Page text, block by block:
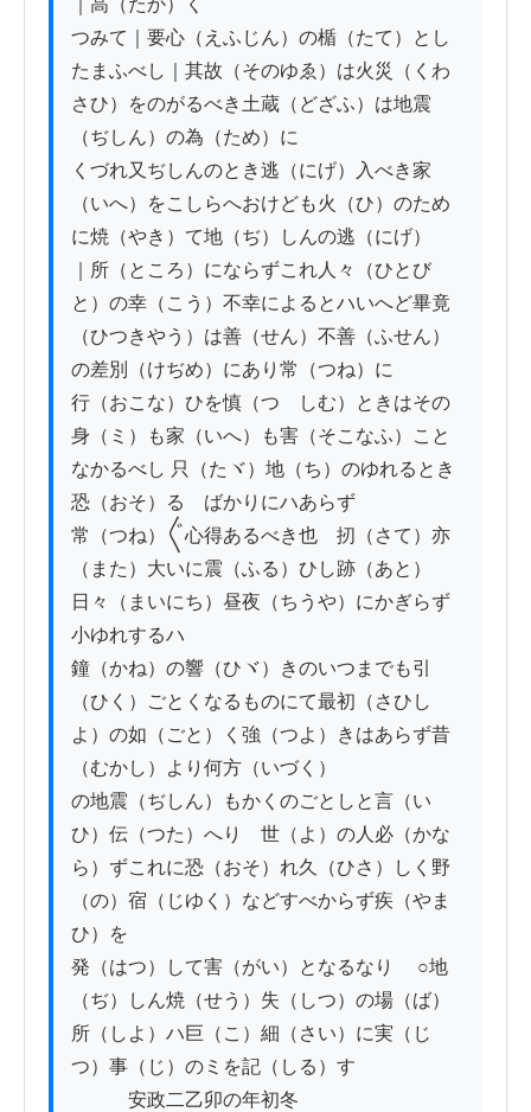
｜高（たか）く
つみて｜要心（えふじん）の楯（たて）とし
たまふべし｜其故（そのゆゑ）は火災（くわ
さひ）をのがるべき土蔵（どざふ）は地震
（ぢしん）の為（ため）に
くづれ又ぢしんのとき逃（にげ）入べき家
（いへ）をこしらへおけども火（ひ）のため
に焼（やき）て地（ぢ）しんの逃（にげ）
｜所（ところ）にならずこれ人々（ひとび
と）の幸（こう）不幸によるとハいへど畢竟
（ひつきやう）は善（せん）不善（ふせん）
の差別（けぢめ）にあり常（つね）に
行（おこな）ひを慎（つゝしむ）ときはその
身（ミ）も家（いへ）も害（そこなふ）こと
なかるべし 只（たヾ）地（ち）のゆれるとき
恐（おそ）るゝばかりにハあらず
常（つね）〲心得あるべき也　扨（さて）亦
（また）大いに震（ふる）ひし跡（あと）
日々（まいにち）昼夜（ちうや）にかぎらず
小ゆれするハ
鐘（かね）の響（ひヾ）きのいつまでも引
（ひく）ごとくなるものにて最初（さひし
よ）の如（ごと）く強（つよ）きはあらず昔
（むかし）より何方（いづく）
の地震（ぢしん）もかくのごとしと言（い
ひ）伝（つた）へり　世（よ）の人必（かな
ら）ずこれに恐（おそ）れ久（ひさ）しく野
（の）宿（じゆく）などすべからず疾（やま
ひ）を
発（はつ）して害（がい）となるなり　 ○地
（ぢ）しん焼（せう）失（しつ）の場（ば）
所（しよ）ハ巨（こ）細（さい）に実（じ
つ）事（じ）のミを記（しる）す
安政二乙卯の年初冬